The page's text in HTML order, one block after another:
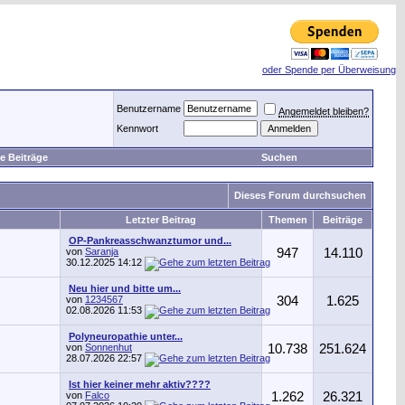
oder Spende per Überweisung
Benutzername
Angemeldet bleiben?
Kennwort
Beiträge Suchen
Dieses Forum durchsuchen
Letzter Beitrag Themen Beiträge
OP-Pankreasschwanztumor und...
von Saranja
30.12.2025 14:12
947 14.110
Neu hier und bitte um...
von 1234567
02.08.2026 11:53
304 1.625
Polyneuropathie unter...
von Sonnenhut
28.07.2026 22:57
10.738 251.624
Ist hier keiner mehr aktiv????
von Falco
1.262 26.321